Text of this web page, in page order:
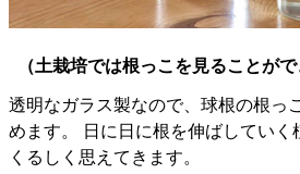
（土栽培では根っこを見ることが
透明なガラス製なので、球根の根っ
めます。 日に日に根を伸ばしていく
くるしく思えてきます。